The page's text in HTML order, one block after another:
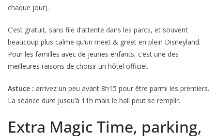
chaque jour).
C’est gratuit, sans file d’attente dans les parcs, et souvent
beaucoup plus calme qu’un meet & greet en plein Disneyland.
Pour les familles avec de jeunes enfants, c’est une des
meilleures raisons de choisir un hôtel officiel.
Astuce : arrivez un peu avant 8h15 pour être parmi les premiers.
La séance dure jusqu’à 11h mais le hall peut se remplir.
Extra Magic Time, parking,